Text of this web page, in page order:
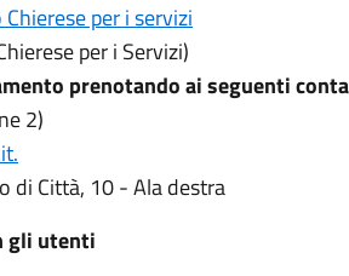
per i servizi
per i Servizi)
prenotando ai seguenti
2)
di Città, 10 - Ala destra
gli utenti